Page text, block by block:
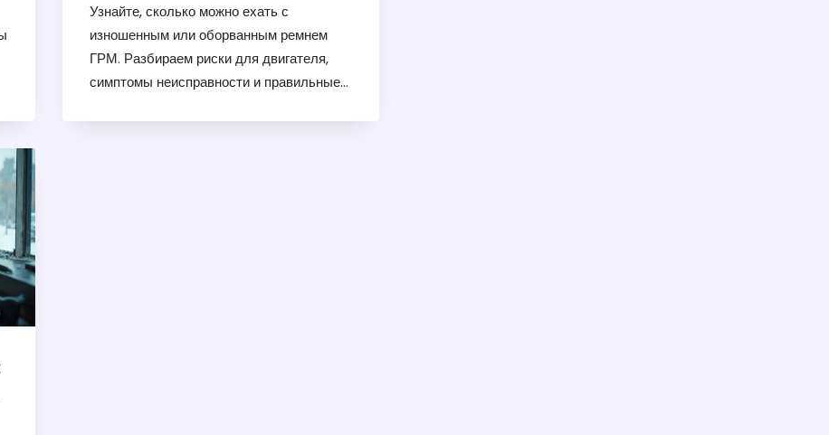
Узнайте, сколько можно ехать с
изношенным или оборванным ремнем
ГРМ. Разбираем риски для двигателя,
симптомы неисправности и правильные